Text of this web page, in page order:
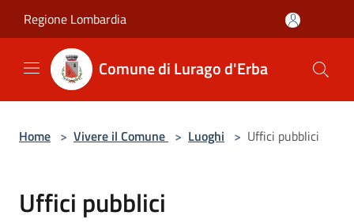
Regione Lombardia
Comune di Lurago d'Erba
Home > Vivere il Comune > Luoghi > Uffici pubblici
Uffici pubblici